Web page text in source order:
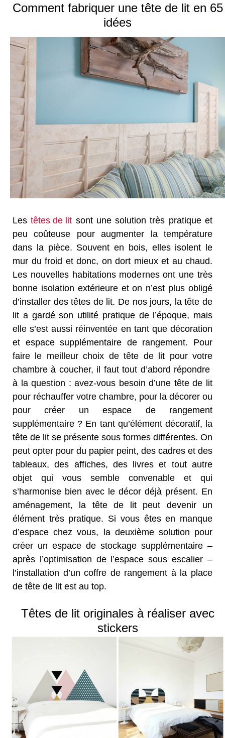
Comment fabriquer une tête de lit en 65
idées
Lestêtes de lit sont une solution très pratique et
peu coûteuse pour augmenter la température
dans la pièce. Souvent en bois, elles isolent le
mur du froid et donc, on dort mieux et au chaud.
Les nouvelles habitations modernes ont une très
bonne isolation extérieure et on n’est plus obligé
d’installer des têtes de lit. De nos jours, la tête de
lit a gardé son utilité pratique de l’époque, mais
elle s’est aussi réinventée en tant que décoration
et espace supplémentaire de rangement. Pour
faire le meilleur choix de tête de lit pour votre
chambre à coucher, il faut tout d’abord répondre
à la question : avez-vous besoin d’une tête de lit
pour réchauffer votre chambre, pour la décorer ou
pour créer un espace de rangement
supplémentaire ? En tant qu’élément décoratif, la
tête de lit se présente sous formes différentes. On
peut opter pour du papier peint, des cadres et des
tableaux, des affiches, des livres et tout autre
objet qui vous semble convenable et qui
s’harmonise bien avec le décor déjà présent. En
aménagement, la tête de lit peut devenir un
élément très pratique. Si vous êtes en manque
d’espace chez vous, la deuxième solution pour
créer un espace de stockage supplémentaire –
après l’optimisation de l’espace sous escalier –
l’installation d’un coffre de rangement à la place
de tête de lit est au top.
Têtes de lit originales à réaliser avec
stickers